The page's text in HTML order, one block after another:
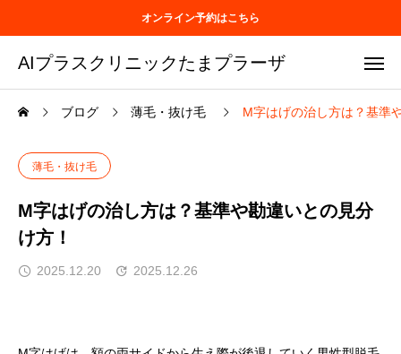
オンライン予約はこちら
AIプラスクリニックたまプラーザ
ブログ 薄毛・抜け毛 M字はげの治し方は？基準
薄毛・抜け毛
M字はげの治し方は？基準や勘違いとの見分
け方！
2025.12.20 2025.12.26